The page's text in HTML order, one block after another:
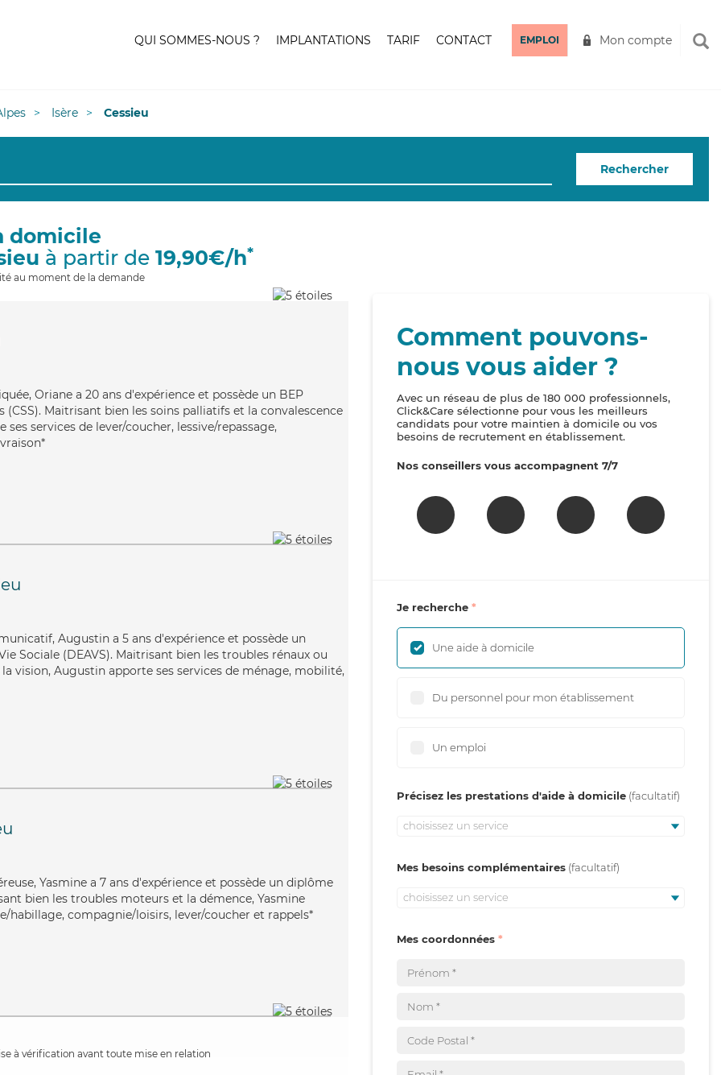
QUI SOMMES-NOUS ? IMPLANTATIONS TARIF CONTACT EMPLOI Mon compte
Isère Cessieu
Rechercher
domicile
à partir de 19,90€/h*
au moment de la demande
Oriane a 20 ans d'expérience et possède un BEP
(CSS). Maitrisant bien les soins palliatifs et la convalescence
services de lever/coucher, lessive/repassage,
Augustin a 5 ans d'expérience et possède un
Sociale (DEAVS). Maitrisant bien les troubles rénaux ou
vision, Augustin apporte ses services de ménage, mobilité,
Yasmine a 7 ans d'expérience et possède un diplôme
bien les troubles moteurs et la démence, Yasmine
habillage, compagnie/loisirs, lever/coucher et rappels*
à vérification avant toute mise en relation
Comment pouvons-
nous vous aider ?
Avec un réseau de plus de 180 000 professionnels,
Click&Care sélectionne pour vous les meilleurs
candidats pour votre maintien à domicile ou vos
besoins de recrutement en établissement.
Nos conseillers vous accompagnent 7/7
Je recherche
Une aide à domicile
Du personnel pour mon établissement
Un emploi
Précisez les prestations d'aide à domicile
choisissez un service
Mes besoins complémentaires
choisissez un service
Mes coordonnées